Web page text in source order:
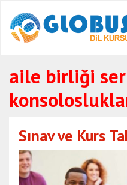
aile birliği
Sınav ve Kurs